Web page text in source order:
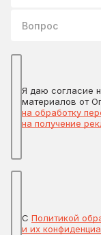
Я даю согласие
материалов от
на обработку
на получение
С Политикой
и их